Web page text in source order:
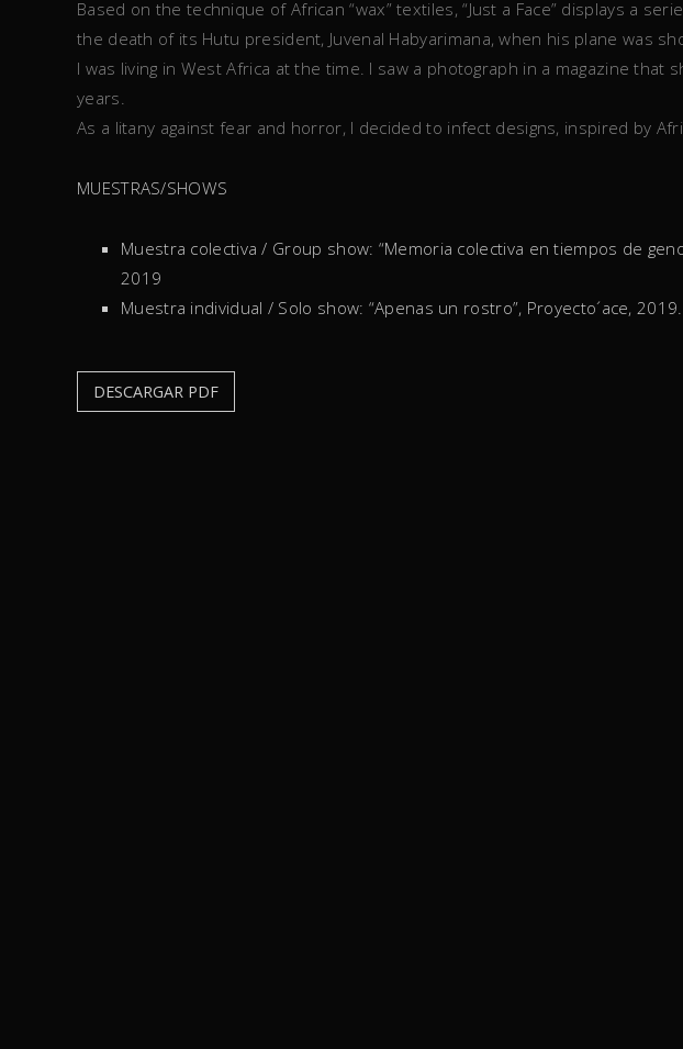
Based on the technique of African “wax” textiles, “Just a Face” displays a
the death of its Hutu president, Juvenal Habyarimana, when his plane was
I was living in West Africa at the time. I saw a photograph in a magazine
years.
As a litany against fear and horror, I decided to infect designs, inspired by
MUESTRAS/SHOWS
Muestra colectiva / Group show: “Memoria colectiva en tiempos de
2019
Muestra individual / Solo show: “Apenas un rostro”, Proyecto´ace, 2019.
DESCARGAR PDF